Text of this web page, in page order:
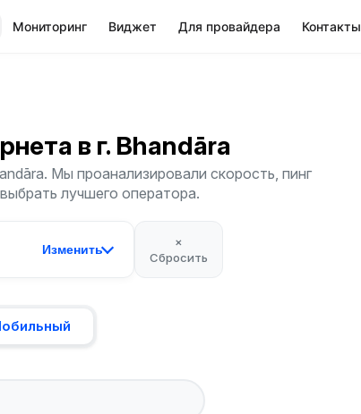
Мониторинг Виджет Для провайдера Контакты
в г. Bhandāra
Мы проанализировали скорость, пинг
лучшего оператора.
Изменить
×
Сбросить